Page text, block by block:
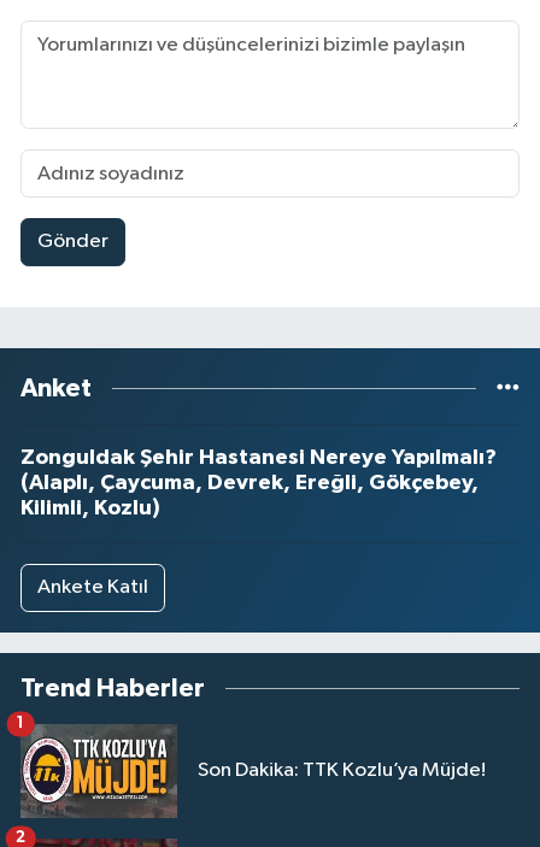
Gönder
Anket
Zonguldak Şehir Hastanesi Nereye Yapılmalı?
(Alaplı, Çaycuma, Devrek, Ereğli, Gökçebey,
Kilimli, Kozlu)
Ankete Katıl
Trend Haberler
Son Dakika: TTK Kozlu’ya Müjde!
1
2